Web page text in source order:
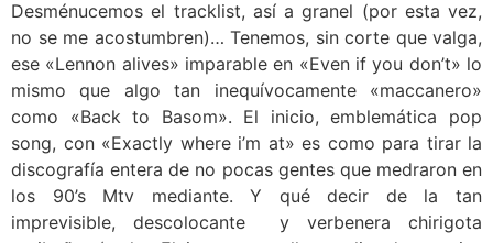
Desménucemos el tracklist, así a granel (por esta vez,
no se me acostumbren)… Tenemos, sin corte que valga,
ese «Lennon alives» imparable en «Even if you don’t» lo
mismo que algo tan inequívocamente «maccanero»
como «Back to Basom». El inicio, emblemática pop
song, con «Exactly where i’m at» es como para tirar la
discografía entera de no pocas gentes que medraron en
los 90’s Mtv mediante. Y qué decir de la tan
imprevisible, descolocante y verbenera chirigota